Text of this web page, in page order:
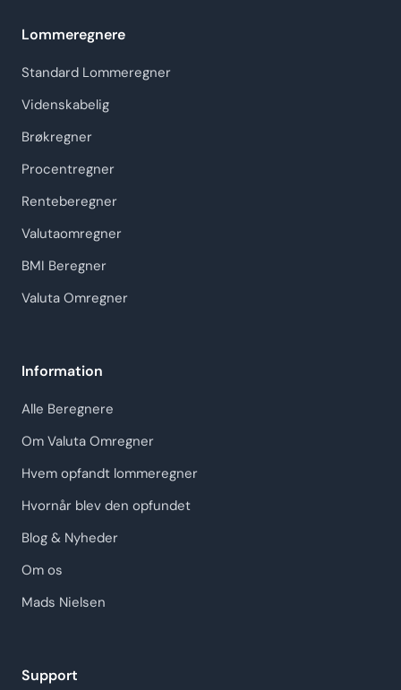
Lommeregnere
Standard Lommeregner
Videnskabelig
Brøkregner
Procentregner
Renteberegner
Valutaomregner
BMI Beregner
Valuta Omregner
Information
Alle Beregnere
Om Valuta Omregner
Hvem opfandt lommeregner
Hvornår blev den opfundet
Blog & Nyheder
Om os
Mads Nielsen
Support